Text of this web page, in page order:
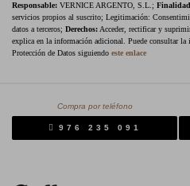
Responsable: VERNICE ARGENTO, S.L.;
servicios propios al suscrito; Legitimación:
datos a terceros; Derechos: Acceder, rectificar y
explica en la información adicional. Puede consultar
Protección de Datos siguiendo este enlace
Compra por teléfono
976 235 091